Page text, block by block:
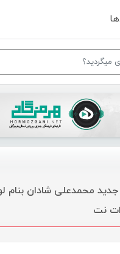
محمدعلی شادان بنام
نت